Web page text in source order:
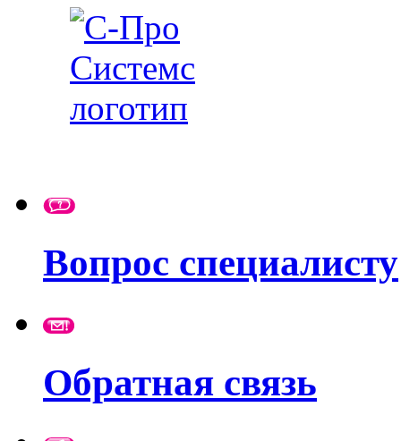
Вопрос специалисту
Обратная связь